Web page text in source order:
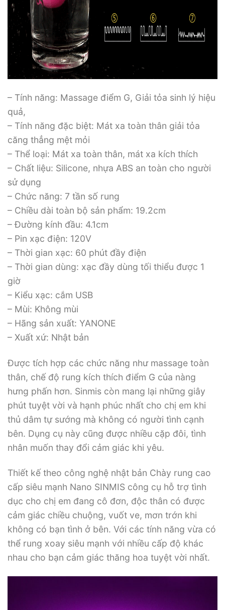
– Tính năng: Massage điểm G, Giải tỏa sinh lý hiệu
quả,
– Tính năng đặc biệt: Mát xa toàn thân giải tỏa
căng thẳng mệt mỏi
– Thể loại: Mát xa toàn thân, mát xa kích thích
– Chất liệu: Silicone, nhựa ABS an toàn cho người
sử dụng
– Chức năng: 7 tần số rung
– Chiều dài toàn bộ sản phẩm: 19.2cm
– Đường kính đầu: 4.1cm
– Pin xạc điện: 120V
– Thời gian xạc: 60 phút đầy điện
– Thời gian dùng: xạc đầy dùng tối thiểu được 1
giờ
– Kiểu xạc: cắm USB
– Mùi: Không mùi
– Hãng sản xuất: YANONE
– Xuất xứ: Nhật bản
Được tích hợp các chức năng như massage toàn
thân, chế độ rung kích thích điểm G của nàng
hưng phấn hơn. Sinmis còn mang lại những giây
phút tuyệt vời và hạnh phúc nhất cho chị em khi
thủ dâm tự sướng mà không có người tình cạnh
bên. Dụng cụ này cũng được nhiều cặp đôi, tình
nhân muốn thay đổi cảm giác khi yêu.
Thiết kế theo công nghệ nhật bản Chày rung cao
cấp siêu mạnh Nano SINMIS công cụ hỗ trợ tình
dục cho chị em đang cô đơn, độc thân có được
cảm giác chiều chuộng, vuốt ve, mơn trớn khi
không có bạn tình ở bên. Với các tính năng vừa có
thể rung xoay siêu mạnh với nhiều cấp độ khác
nhau cho bạn cảm giác thăng hoa tuyệt vời nhất.